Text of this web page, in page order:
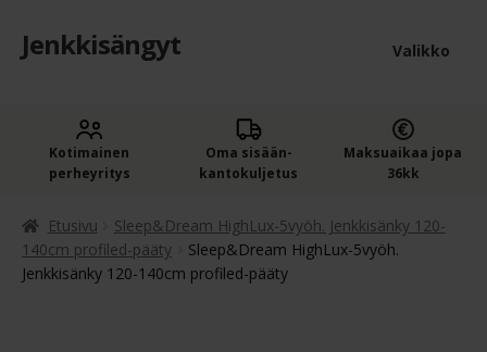
Siirry
navigointiin
Siirry
sisältöön
Jenkkisängyt Valikko
Jenkkisängyt
tason
Oheistuotteet
Ostoskori
Kotimainen
perheyritys
Oma sisään­
kantokuljetus
Maksuaikaa jopa
36kk
Etusivu
Sleep&Dream HighLux-5vyöh. Jenkkisänky 120-
140cm profiled-pääty
Sleep&Dream HighLux-5vyöh.
Jenkkisänky 120-140cm profiled-pääty